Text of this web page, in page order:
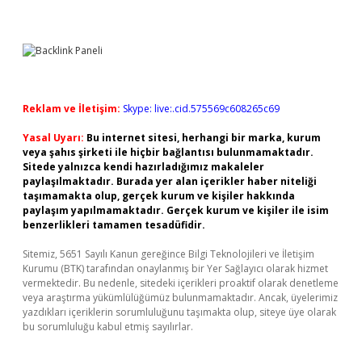
Reklam ve İletişim: Skype: live:.cid.575569c608265c69
Yasal Uyarı: Bu internet sitesi, herhangi bir marka, kurum
veya şahıs şirketi ile hiçbir bağlantısı bulunmamaktadır.
Sitede yalnızca kendi hazırladığımız makaleler
paylaşılmaktadır. Burada yer alan içerikler haber niteliği
taşımamakta olup, gerçek kurum ve kişiler hakkında
paylaşım yapılmamaktadır. Gerçek kurum ve kişiler ile isim
benzerlikleri tamamen tesadüfidir.
Sitemiz, 5651 Sayılı Kanun gereğince Bilgi Teknolojileri ve İletişim
Kurumu (BTK) tarafından onaylanmış bir Yer Sağlayıcı olarak hizmet
vermektedir. Bu nedenle, sitedeki içerikleri proaktif olarak denetleme
veya araştırma yükümlülüğümüz bulunmamaktadır. Ancak, üyelerimiz
yazdıkları içeriklerin sorumluluğunu taşımakta olup, siteye üye olarak
bu sorumluluğu kabul etmiş sayılırlar.